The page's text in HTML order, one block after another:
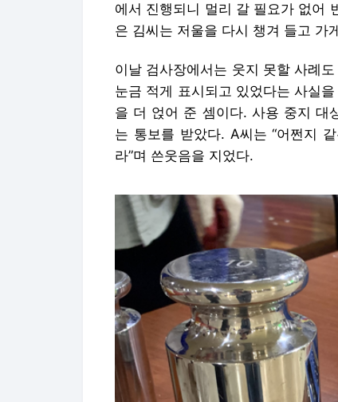
에서 진행되니 멀리 갈 필요가 없어
은 김씨는 저울을 다시 챙겨 들고 가
이날 검사장에서는 웃지 못할 사례
눈금 적게 표시되고 있었다는 사실
을 더 얹어 준 셈이다. 사용 중지 대
는 통보를 받았다. A씨는 “어쩐지
라”며 쓴웃음을 지었다.